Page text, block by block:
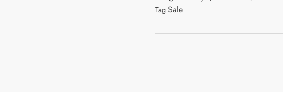
Tag Sale